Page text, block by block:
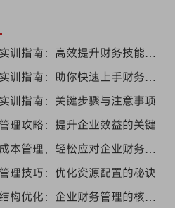
• 财务实训指南：高效提升财务技能的方法
• 财务实训指南：助你快速上手财务工作
训指南：关键步骤与注意事项
理攻略：提升企业效益的关键
• 学会成本管理，轻松应对企业财务挑战
理技巧：优化资源配置的秘诀
• 资金结构优化：企业财务管理的核心要点